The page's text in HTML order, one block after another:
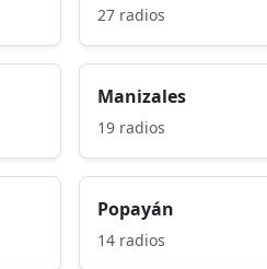
27 radios
Manizales
19 radios
Popayán
14 radios